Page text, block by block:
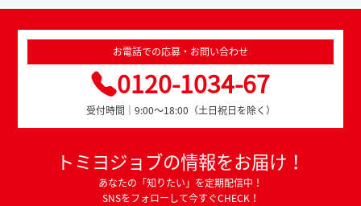
お電話での応募・お問い合わせ
0120-1034-67
受付時間｜9:00～18:00（土日祝日を除く）
トミヨジョブの情報をお届け！
あなたの「知りたい」を定期配信中！
SNSをフォローして今すぐCHECK！